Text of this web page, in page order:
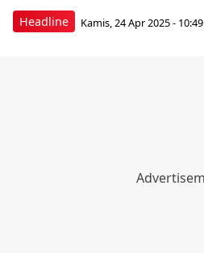
Headline Kamis, 24 Apr 2025 - 10:49